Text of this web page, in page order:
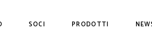
SOCI PRODOTTI